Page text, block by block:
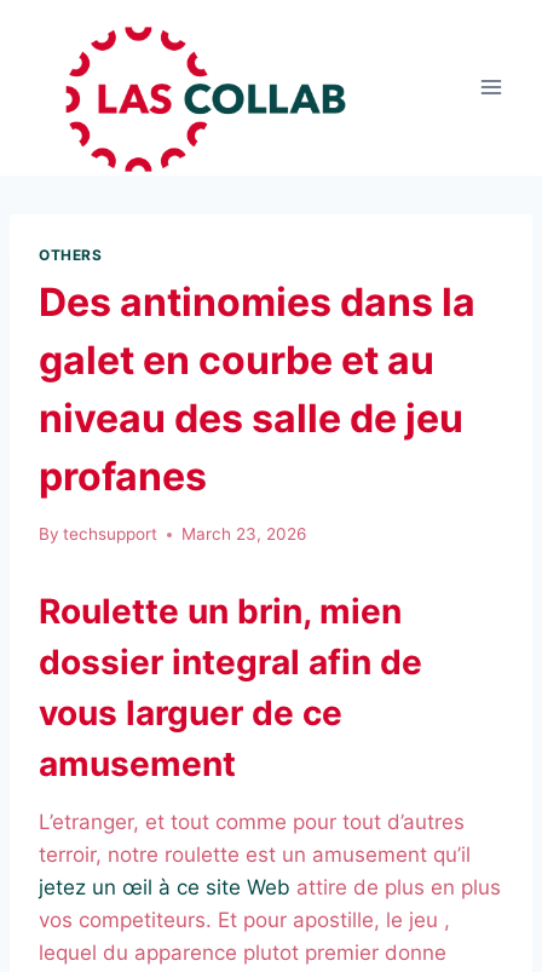
OTHERS
Des antinomies dans la
galet en courbe et au
niveau des salle de jeu
profanes
By techsupport March 23, 2026
Roulette un brin, mien
dossier integral afin de
vous larguer de ce
amusement
L’etranger, et tout comme pour tout d’autres
terroir, notre roulette est un amusement qu’il
jetez un œil à ce site Web attire de plus en plus
vos competiteurs. Et pour apostille, le jeu ,
lequel du apparence plutot premier donne